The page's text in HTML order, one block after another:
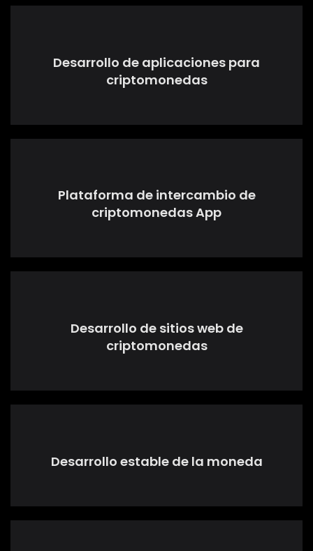
Desarrollo de aplicaciones para
criptomonedas
Plataforma de intercambio de
criptomonedas App
Desarrollo de sitios web de
criptomonedas
Desarrollo estable de la moneda